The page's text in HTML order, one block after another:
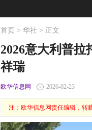
首页 > 华社 > 正文
2026意大利普
祥瑞
欧华信息网 2026-02-23
注：欧华信息网责任编辑，转